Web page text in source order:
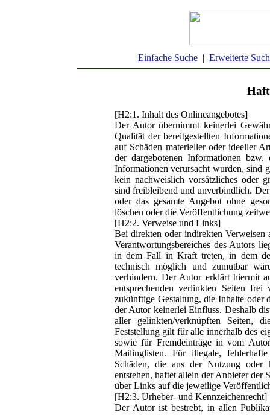
Einfache Suche | Erweiterte
[H2:1. Inhalt des Onlineangebotes]
Der Autor übernimmt keinerlei
Qualität der bereitgestellten
auf Schäden materieller oder ideeller
der dargebotenen Informationen
Informationen verursacht wurden, sind
kein nachweislich vorsätzliches oder
sind freibleibend und unverbindlich.
oder das gesamte Angebot ohne
löschen oder die Veröffentlichung
[H2:2. Verweise und Links]
Bei direkten oder indirekten
Verantwortungsbereiches des Autors
in dem Fall in Kraft treten, in dem
technisch möglich und zumutbar
verhindern. Der Autor erklärt hiermit
entsprechenden verlinkten Seiten
zukünftige Gestaltung, die Inhalte oder
der Autor keinerlei Einfluss. Deshalb
aller gelinkten/verknüpften Seiten,
Feststellung gilt für alle innerhalb des
sowie für Fremdeinträge in vom
Mailinglisten. Für illegale,
Schäden, die aus der Nutzung oder
entstehen, haftet allein der Anbieter der
über Links auf die jeweilige
[H2:3. Urheber- und Kennzeichenrecht]
Der Autor ist bestrebt, in allen